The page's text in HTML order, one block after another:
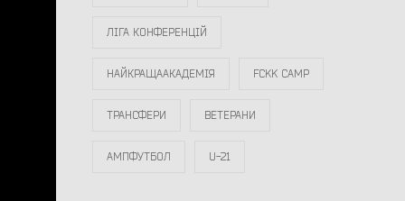
ЛІГА КОНФЕРЕНЦІЙ
НАЙКРАЩААКАДЕМІЯ FCKK CAMP
ТРАНСФЕРИ ВЕТЕРАНИ
АМПФУТБОЛ U-21